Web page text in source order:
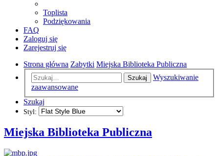
Toplista
Podziękowania
FAQ
Zaloguj się
Zarejestruj się
Strona główna Zabytki Miejska Biblioteka Publiczna
Szukaj
Wyszukiwanie
zaawansowane
Szukaj
Styl:
Miejska Biblioteka Publiczna